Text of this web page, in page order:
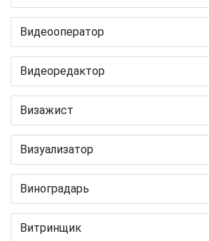
Видеооператор
Видеоредактор
Визажист
Визуализатор
Виноградарь
Витринщик